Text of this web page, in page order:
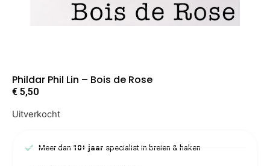
Phildar Phil Lin – Bois de Rose
€ 5,50
Uitverkocht
Meer dan 10+ jaar specialist in breien & haken